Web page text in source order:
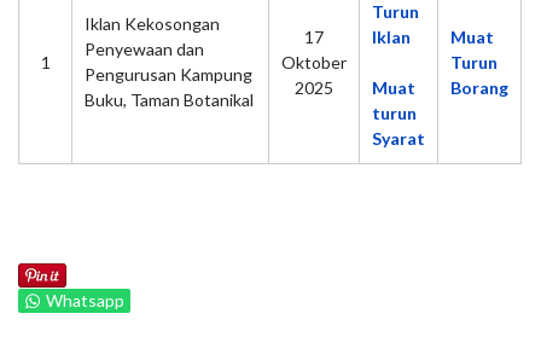
1
Iklan Kekosongan
Penyewaan dan
Pengurusan Kampung
Buku, Taman Botanikal
17
Oktober
2025
Turun
Iklan
Muat
turun
Syarat
Muat
Turun
Borang
Whatsapp